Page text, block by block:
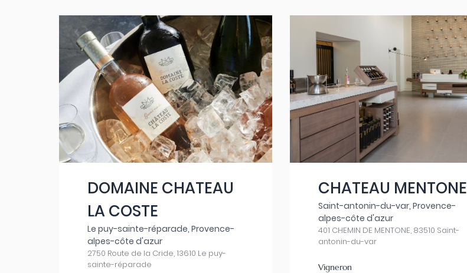
DOMAINE CHATEAU
LA COSTE
Le puy-sainte-réparade, Provence-
alpes-côte d'azur
2750 Route de la Cride, 13610 Le puy-
sainte-réparade
CHATEAU MENTONE
Saint-antonin-du-var, Provence-
alpes-côte d'azur
401 CHEMIN DE MENTONE, 83510 Saint-
antonin-du-var
Vigneron